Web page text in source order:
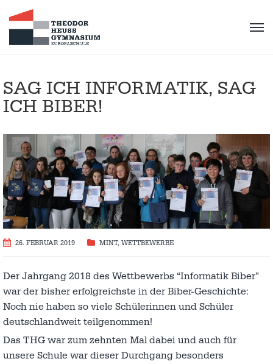
SAG ICH INFORMATIK, SAG
ICH BIBER!
26. FEBRUAR 2019 MINT, WETTBEWERBE
Der Jahrgang 2018 des Wettbewerbs “Informatik Biber”
war der bisher erfolgreichste in der Biber-Geschichte:
Noch nie haben so viele Schülerinnen und Schüler
deutschlandweit teilgenommen!
Das THG war zum zehnten Mal dabei und auch für
unsere Schule war dieser Durchgang besonders